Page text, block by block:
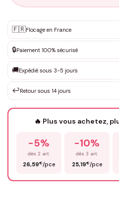
✨ Personnalisation sur mesure
DEVIS GRATUIT ·
Que souhaitez-vous ?*
Votre texte / idée*
Prénom*
🇫🇷Flocage en France
🔒Paiement 100% sécurisé
🚚Expédié sous 3-5 jours
↩️Retour sous 14 jours
🔥 Plus vous achetez,
-5%
dès 2 art.
26,59€/pce
-10%
dès 3 art.
25,19€/pce